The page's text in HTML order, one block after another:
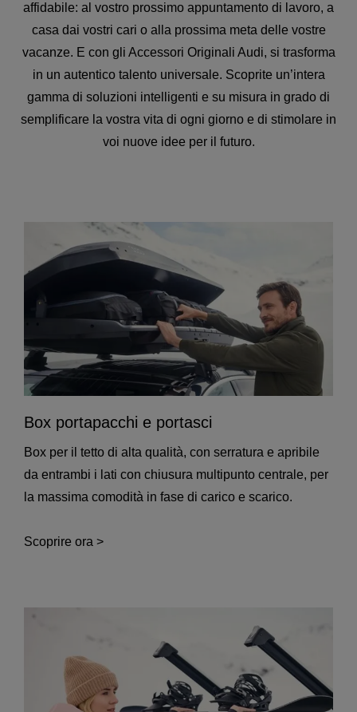
affidabile: al vostro prossimo appuntamento di lavoro, a
casa dai vostri cari o alla prossima meta delle vostre
vacanze. E con gli Accessori Originali Audi, si trasforma
in un autentico talento universale. Scoprite un’intera
gamma di soluzioni intelligenti e su misura in grado di
semplificare la vostra vita di ogni giorno e di stimolare in
voi nuove idee per il futuro.
Box portapacchi e portasci
Box per il tetto di alta qualità, con serratura e apribile
da entrambi i lati con chiusura multipunto centrale, per
la massima comodità in fase di carico e scarico.
Scoprire ora >